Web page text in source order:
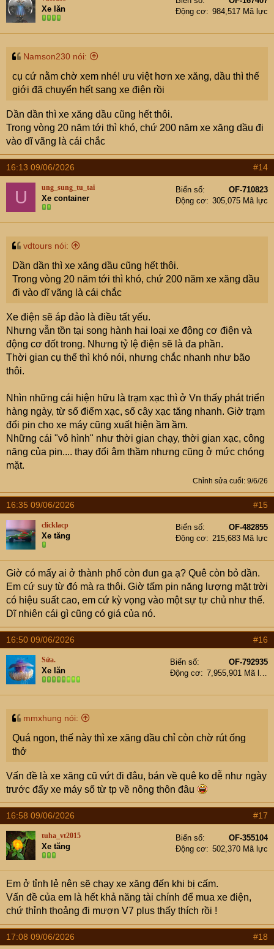
Xe lăn
Động cơ
984,517 Mã lực
Namson230 nói:
cụ cứ nằm chờ xem nhé! ưu việt hơn xe xăng, dầu thì thế
giới đã chuyển hết sang xe điện rồi
Dần dần thì xe xăng dầu cũng hết thôi.
Trong vòng 20 năm tới thì khó, chứ 200 năm xe xăng dầu đi
vào dĩ vãng là cái chắc
16:13 09/06/2026 #14
U ung_sung_tu_tai
Xe container
Biển số
OF-710823
Động cơ
305,075 Mã lực
vdtours nói:
Dần dần thì xe xăng dầu cũng hết thôi.
Trong vòng 20 năm tới thì khó, chứ 200 năm xe xăng dầu
đi vào dĩ vãng là cái chắc
Xe điện sẽ áp đảo là điều tất yếu.
Nhưng vẫn tồn tại song hành hai loại xe động cơ điện và
động cơ đốt trong. Nhưng tỷ lệ điện sẽ là đa phần.
Thời gian cụ thể thì khó nói, nhưng chắc nhanh như bão
thôi.
Nhìn những cái hiện hữu là trạm xạc thì ở Vn thấy phát triển
hàng ngày, từ số điểm xạc, số cây xạc tăng nhanh. Giờ trạm
đổi pin cho xe máy cũng xuất hiện ầm ầm.
Những cái "vô hình" như thời gian chạy, thời gian xạc, công
năng của pin.... thay đổi âm thầm nhưng cũng ở mức chóng
mặt.
Chỉnh sửa cuối: 9/6/26
16:35 09/06/2026 #15
clicklacp
Xe tăng
Biển số
OF-482855
Động cơ
215,683 Mã lực
Giờ có mấy ai ở thành phố còn đun ga ạ? Quê còn bỏ dần.
Em cứ suy từ đó mà ra thôi. Giờ tấm pin năng lượng mặt trời
có hiệu suất cao, em cứ kỳ vọng vào một sự tự chủ như thế.
Dĩ nhiên cái gì cũng có giá của nó.
16:50 09/06/2026 #16
Sứa.
Xe lăn
Biển số
OF-792935
Động cơ
7,955,901 Mã lực
mmxhung nói:
Quá ngon, thế này thì xe xăng dầu chỉ còn chờ rút ống
thở
Vấn đề là xe xăng cũ vứt đi đâu, bán về quê ko dễ như ngày
trước đẩy xe máy số từ tp về nông thôn đâu
16:58 09/06/2026 #17
tuha_vt2015
Xe tăng
Biển số
OF-355104
Động cơ
502,370 Mã lực
Em ở tỉnh lẻ nên sẽ chạy xe xăng đến khi bị cấm.
Vấn đề của em là hết khả năng tài chính để mua xe điện,
chứ thỉnh thoảng đi mượn V7 plus thấy thích rồi !
17:08 09/06/2026 #18